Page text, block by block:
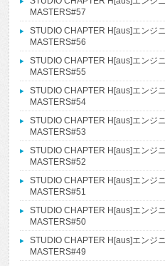
MASTERS#57
STUDIO CHAPTER H[aus]エンジ
MASTERS#56
STUDIO CHAPTER H[aus]エンジ
MASTERS#55
STUDIO CHAPTER H[aus]エンジ
MASTERS#54
STUDIO CHAPTER H[aus]エンジ
MASTERS#53
STUDIO CHAPTER H[aus]エンジ
MASTERS#52
STUDIO CHAPTER H[aus]エンジ
MASTERS#51
STUDIO CHAPTER H[aus]エンジ
MASTERS#50
STUDIO CHAPTER H[aus]エンジ
MASTERS#49